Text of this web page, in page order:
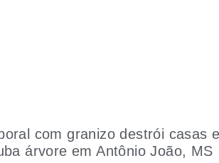
com granizo destrói casas
árvore em Antônio João, MS